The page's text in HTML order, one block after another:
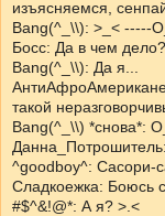
изъясняемся,
Bang(^_\\): >_< -----
Босс: Да в чем дело?
Bang(^_\\): Да я...
такой
Bang(^_\\) *снова*:
^goodboy^: Сасори-
Сладкоежка: Боюсь
#$^&!@*: А я? >.<